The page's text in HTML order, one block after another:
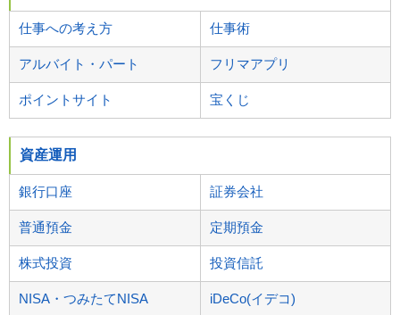
仕事への考え方 仕事術
アルバイト・パート フリマアプリ
ポイントサイト 宝くじ
資産運用
銀行口座 証券会社
普通預金 定期預金
株式投資 投資信託
NISA・つみたてNISA iDeCo(イデコ)